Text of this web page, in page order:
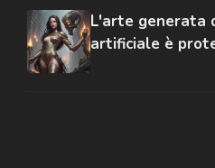
L'arte generata
artificiale è